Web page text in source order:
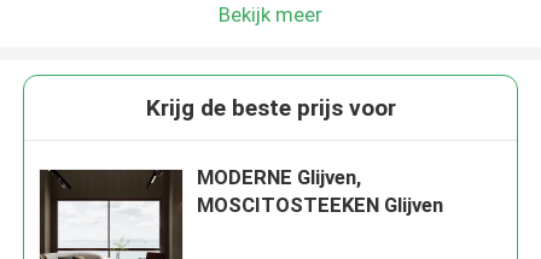
Bekijk meer
Krijg de beste prijs voor
MODERNE Glijven,
MOSCITOSTEEKEN Glijven